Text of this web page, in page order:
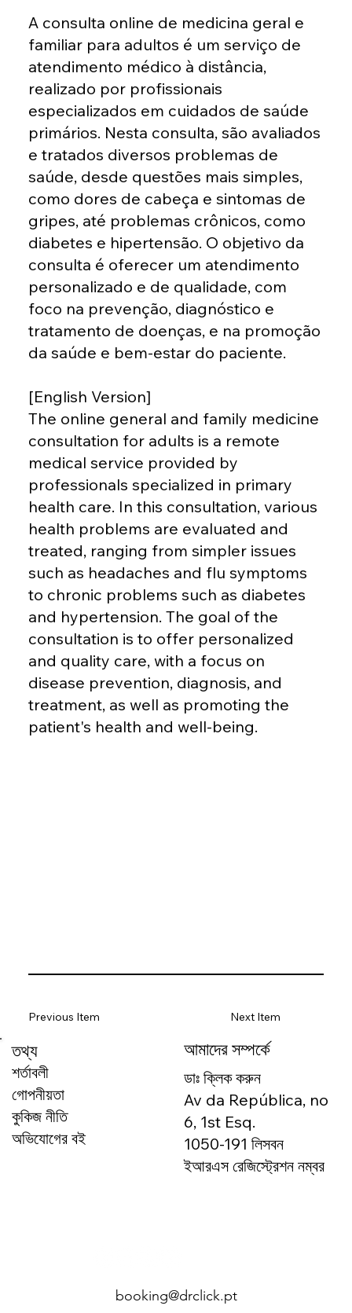
A consulta online de medicina geral e
familiar para adultos é um serviço de
atendimento médico à distância,
realizado por profissionais
especializados em cuidados de saúde
primários. Nesta consulta, são avaliados
e tratados diversos problemas de
saúde, desde questões mais simples,
como dores de cabeça e sintomas de
gripes, até problemas crônicos, como
diabetes e hipertensão. O objetivo da
consulta é oferecer um atendimento
personalizado e de qualidade, com
foco na prevenção, diagnóstico e
tratamento de doenças, e na promoção
da saúde e bem-estar do paciente.
[English Version]
The online general and family medicine
consultation for adults is a remote
medical service provided by
professionals specialized in primary
health care. In this consultation, various
health problems are evaluated and
treated, ranging from simpler issues
such as headaches and flu symptoms
to chronic problems such as diabetes
and hypertension. The goal of the
consultation is to offer personalized
and quality care, with a focus on
disease prevention, diagnosis, and
treatment, as well as promoting the
patient's health and well-being.
Next Item
Previous Item
তথ্য
শর্তাবলী
গোপনীয়তা
কুকিজ নীতি
অভিযোগের বই
আমাদের সম্পর্কে
ডাঃ ক্লিক করুন
Av da República, no
6, 1st Esq.
1050-191 লিসবন
ইআরএস রেজিস্ট্রেশন নম্বর
booking@drclick.pt